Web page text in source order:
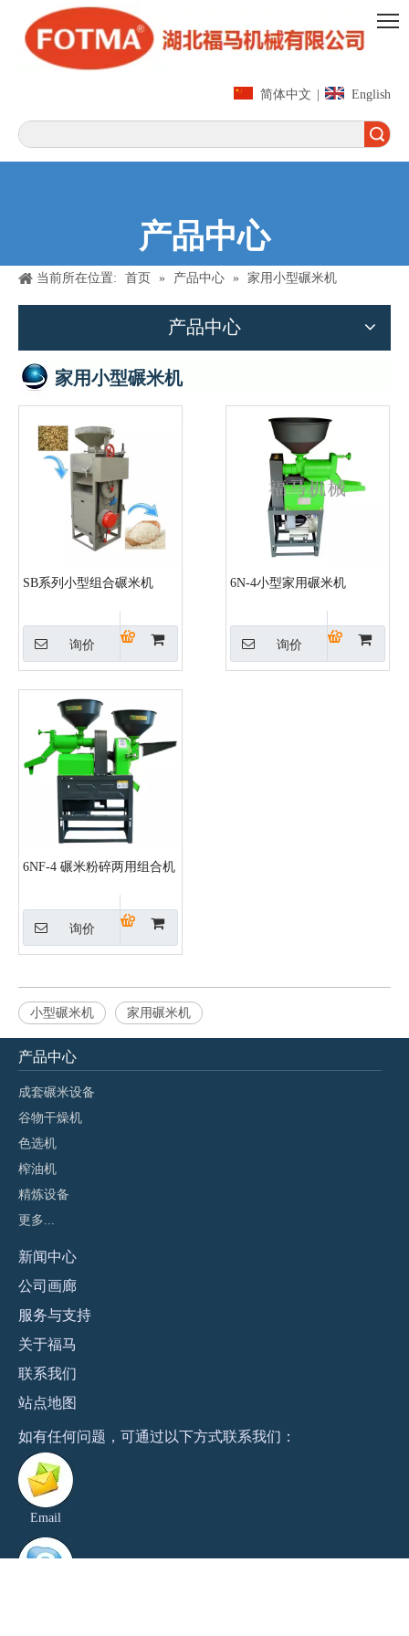
简体中文 English
产品中心
当前所在位置: 首页 » 产品中心 » 家用小型碾米机
产品中心
家用小型碾米机
SB系列小型组合碾米机
询价
6N-4小型家用碾米机
询价
6NF-4 碾米粉碎两用组合机
询价
小型碾米机 家用碾米机
产品中心
成套碾米设备
谷物干燥机
色选机
榨油机
精炼设备
更多...
新闻 中心
公司画廊
服务与支持
关于福马
联系我们
站点地图
​如有任何问题，可通过以下方式联系我们：
Email